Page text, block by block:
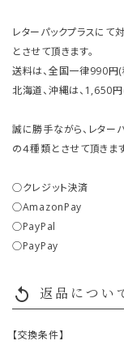
レターパックプラスにて
とさせて頂きます。
送料は、全国一律990円(
北海道、沖縄は、1,650
誠に勝手ながら、レター
の４種類とさせて頂きます
○クレジット決済
○AmazonPay
○PayPal
○PayPay
replay 返品につい
【交換条件】